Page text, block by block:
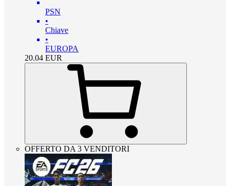
PSN
•
Chiave
•
EUROPA
20.04 EUR
OFFERTO DA 3 VENDITORI